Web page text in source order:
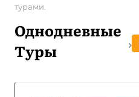
турами.
Однодневные
Туры